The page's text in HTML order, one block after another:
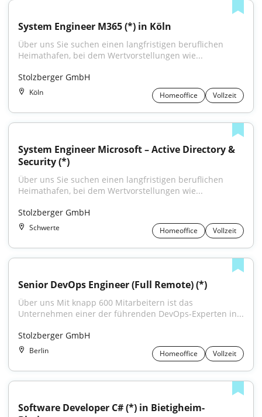
System Engineer M365 (*) in Köln
Über uns Sie suchen einen langfristigen beruflichen
Heimathafen, bei dem Wertvorstellungen wie...
Stolzberger GmbH
Köln Homeoffice Vollzeit
System Engineer Microsoft – Active Directory &
Security (*)
Über uns Sie suchen einen langfristigen beruflichen
Heimathafen, bei dem Wertvorstellungen wie...
Stolzberger GmbH
Schwerte Homeoffice Vollzeit
Senior DevOps Engineer (Full Remote) (*)
Über uns Mit knapp 600 Mitarbeitern ist das
Unternehmen einer der führenden DevOps-Experten in...
Stolzberger GmbH
Berlin Homeoffice Vollzeit
Software Developer C# (*) in Bietigheim-